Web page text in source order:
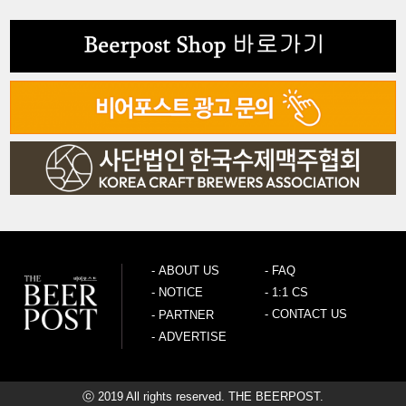
- ABOUT US
- NOTICE
- FAQ
- 1:1 CS
- CONTACT US
- PARTNER
- ADVERTISE
ⓒ 2019 All rights reserved. THE BEERPOST.